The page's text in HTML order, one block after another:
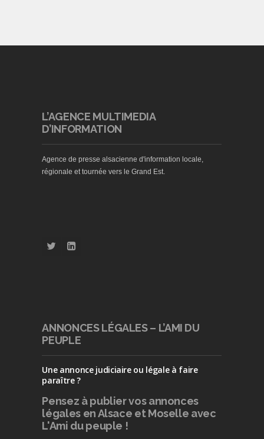
L’AGENCE MULTIMEDIA
D’INFORMATION
Agence de presse alsacienne d'information locale,
régionale et tournée vers le Grand Est.
ANNONCES LÉGALES – L’AMI DU
PEUPLE
Une annonce judiciaire ou légale à faire
paraître ?
Pensez à publiervos annonces
légales en Alsace et Moselle avec
L'Ami du peuple !